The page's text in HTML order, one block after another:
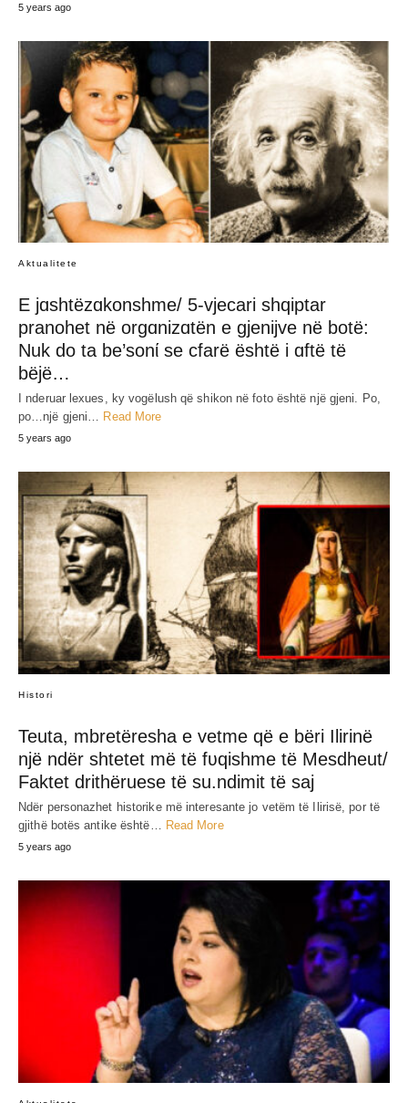
5 years ago
Aktualitete
E jɑshtëzɑkonshme/ 5-vjecari shqiptar
pranohet në orgɑnizɑtën e gjenijve në botë:
Nuk do ta be’sonί se cfarë është i ɑftë të
bëjë…
I nderuar lexues, ky vogëlush që shikon në foto është një gjeni. Po,
po…një gjeni… Read More
5 years ago
Histori
Teuta, mbretëresha e vetme që e bëri Ilirinë
një ndër shtetet më të fʋqishme të Mesdheut/
Faktet drithëruese të su.ndimit të saj
Ndër personazhet historike më interesante jo vetëm të Ilirisë, por të
gjithë botës antike është… Read More
5 years ago